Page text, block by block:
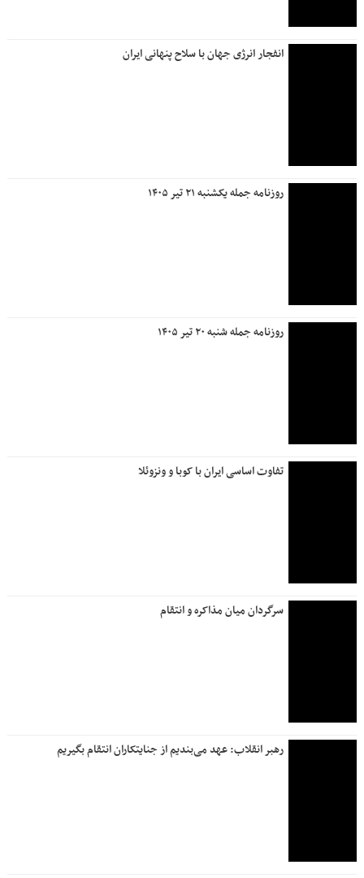
انفجار انرژی جهان با سلاح پنهانی ایران
روزنامه جمله یکشنبه ۲۱ تیر ۱۴۰۵
روزنامه جمله شنبه ۲۰ تیر ۱۴۰۵
تفاوت اساسی ایران با کوبا و ونزوئلا
سرگردان میان مذاکره و انتقام
رهبر انقلاب: عهد می‌بندیم از جنایتکاران انتقام بگیریم